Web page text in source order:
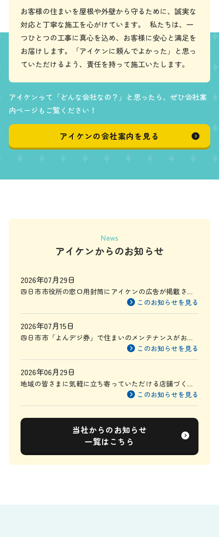
お客様の住まいを屋根や外壁から守るために、誠実な
対応と丁寧な施工を心がけています。 私たちは、一
つひとつの工事に真心を込め、お客様に安心と満足を
お届けします。「アイケンに頼んでよかった」と思っ
ていただけるよう、責任を持って施工いたします。
アイケンって「どんな会社なの？」と思ったら、ぜひ会社案
内ページもご覧ください！
アイケンの会社案内を見る
News
アイケンからのお知らせ
2026年07月29日
四日市市役所の窓口用封筒にアイケンの広告が掲載され
このお知らせを見る
2026年07月15日
四日市市「よんデジ券」で住まいのメンテナンスがお得
このお知らせを見る
2026年06月29日
地域の皆さまに気軽に立ち寄っていただける店舗づくり
このお知らせを見る
当社からのお知らせ
一覧はこちら